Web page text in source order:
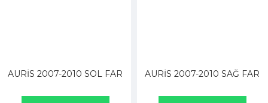
AURİS 2007-2010 SOL FAR AURİS 2007-2010 SAĞ FAR